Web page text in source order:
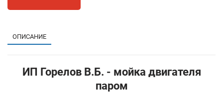
ОПИСАНИЕ
ИП Горелов В.Б. - мойка двигателя
паром